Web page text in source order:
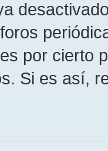
por cierto
Si es así,